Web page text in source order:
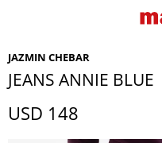
JAZMIN CHEBAR
JEANS ANNIE BLUE
USD 148